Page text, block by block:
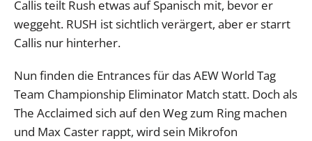
Callis teilt Rush etwas auf Spanisch mit, bevor er
weggeht. RUSH ist sichtlich verärgert, aber er starrt
Callis nur hinterher.
Nun finden die Entrances für das AEW World Tag
Team Championship Eliminator Match statt. Doch als
The Acclaimed sich auf den Weg zum Ring machen
und Max Caster rappt, wird sein Mikrofon